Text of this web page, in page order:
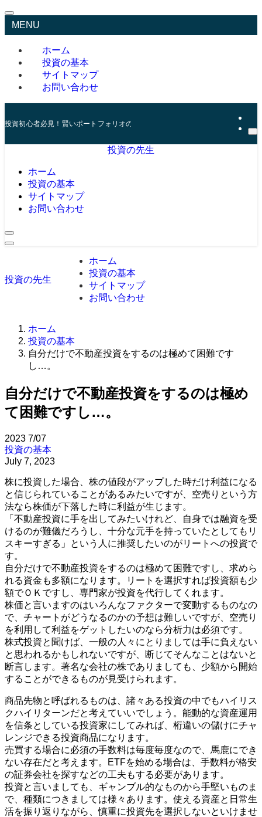
MENU
ホーム
投資の基本
サイトマップ
お問い合わせ
投資初心者必見！賢いポートフォリオの組み方とリスク管理の秘訣
投資の先生
ホーム
投資の基本
サイトマップ
お問い合わせ
投資の先生
ホーム
投資の基本
サイトマップ
お問い合わせ
ホーム
投資の基本
自分だけで不動産投資をするのは極めて困難です
し…。
自分だけで不動産投資をするのは極め
て困難ですし…。
2023 7/07
投資の基本
July 7, 2023
株に投資した場合、株の値段がアップした時だけ利益になる
と信じられていることがあるみたいですが、空売りという方
法なら株価が下落した時に利益が生じます。
「不動産投資に手を出してみたいけれど、自身では融資を受
けるのが難儀だろうし、十分な元手を持っていたとしてもリ
スキーすぎる」という人に推奨したいのがリートへの投資で
す。
自分だけで不動産投資をするのは極めて困難ですし、求めら
れる資金も多額になります。リートを選択すれば投資額も少
額でＯＫですし、専門家が投資を代行してくれます。
株価と言いますのはいろんなファクターで変動するものなの
で、チャートがどうなるのかの予想は難しいですが、空売り
を利用して利益をゲットしたいのなら分析力は必須です。
株式投資と聞けば、一般の人々にとりましては手に負えない
と思われるかもしれないですが、断じてそんなことはないと
断言します。著名な会社の株でありましても、少額から開始
することができるものが見受けられます。
商品先物と呼ばれるものは、諸々ある投資の中でもハイリス
クハイリターンだと考えていいでしょう。能動的な資産運用
を信条としている投資家にしてみれば、桁違いの儲けにチャ
レンジできる投資商品になります。
売買する場合に必須の手数料は毎度毎度なので、馬鹿にでき
ない存在だと考えます。ETFを始める場合は、手数料が格安
の証券会社を探すなどの工夫もする必要があります。
投資と言いましても、ギャンブル的なものから手堅いものま
で、種類につきましては様々あります。使える資産と日常生
活を振り返りながら、慎重に投資先を選択しないといけませ